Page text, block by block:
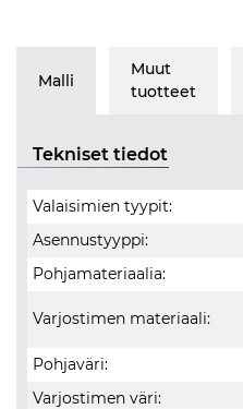
Malli
Muut
tuotteet
Tekniset tiedot
Valaisimien tyypit:
Asennustyyppi:
Pohjamateriaalia:
Varjostimen materiaali:
Pohjaväri:
Varjostimen väri: